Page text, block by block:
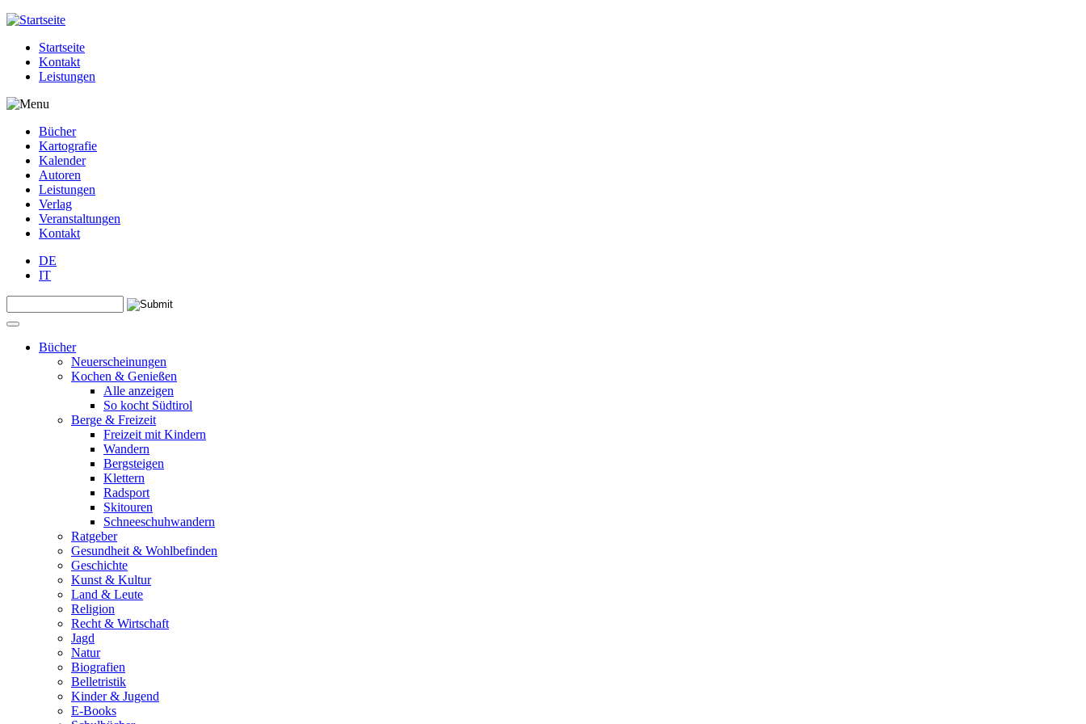
Jump to navigation
Startseite
Kontakt
Leistungen
Bücher
Kartografie
Kalender
Autoren
Leistungen
Verlag
Veranstaltungen
Kontakt
DE
IT
Suchformular
Bücher
Neuerscheinungen
Kochen & Genießen
Alle anzeigen
So kocht Südtirol
Berge & Freizeit
Freizeit mit Kindern
Wandern
Bergsteigen
Klettern
Radsport
Skitouren
Schneeschuhwandern
Ratgeber
Gesundheit & Wohlbefinden
Geschichte
Kunst & Kultur
Land & Leute
Religion
Recht & Wirtschaft
Jagd
Natur
Biografien
Belletristik
Kinder & Jugend
E-Books